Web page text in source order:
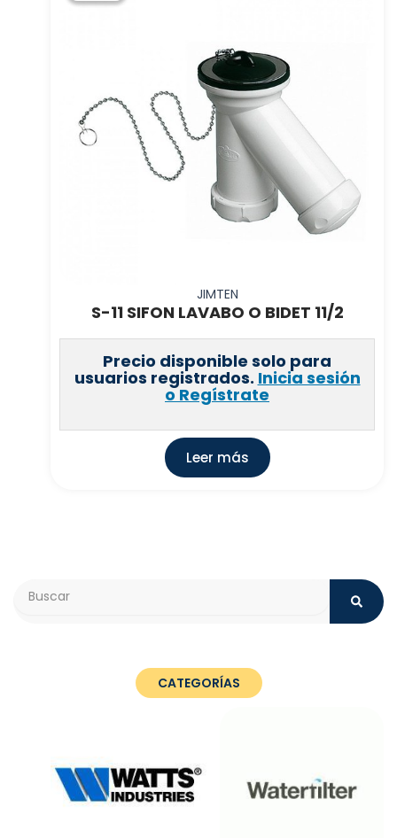
JIMTEN
S-11 SIFON LAVABO O BIDET 11/2
Precio disponible solo para
usuarios registrados. Inicia sesión
o Regístrate
Leer más
CATEGORÍAS